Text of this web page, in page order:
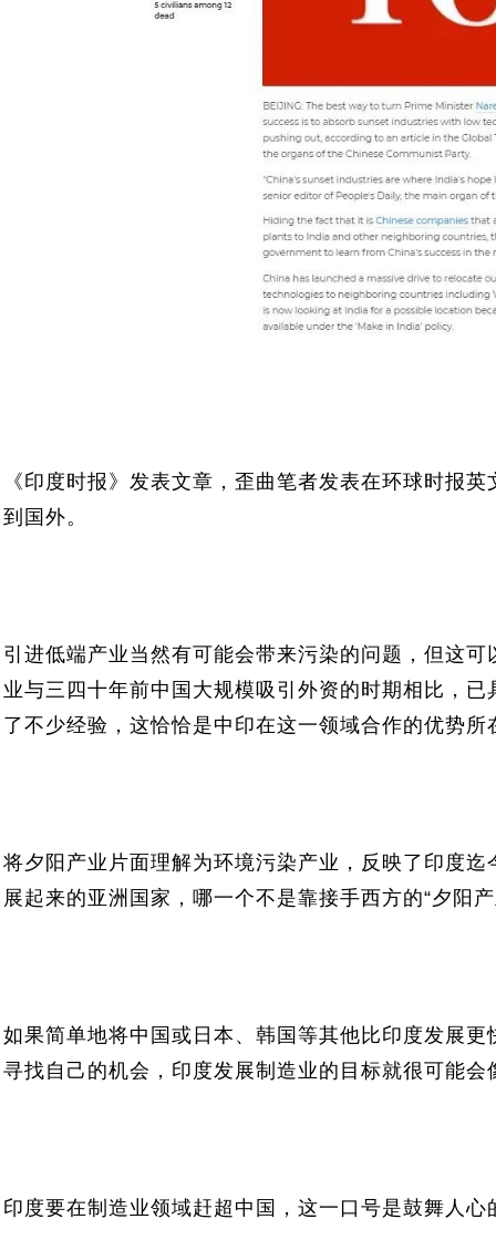
《印度时报》发表文章，歪曲笔者发表在环球时报
到国外。
引进低端产业当然有可能会带来污染的问题，但这
业与三四十年前中国大规模吸引外资的时期相比，
了不少经验，这恰恰是中印在这一领域合作的优势所
将夕阳产业片面理解为环境污染产业，反映了印度
展起来的亚洲国家，哪一个不是靠接手西方的“夕阳
如果简单地将中国或日本、韩国等其他比印度发展
寻找自己的机会，印度发展制造业的目标就很可能
印度要在制造业领域赶超中国，这一口号是鼓舞人